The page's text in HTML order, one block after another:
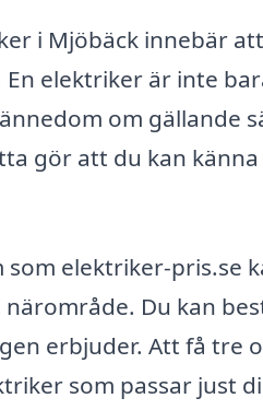
i Mjöbäck innebär
elektriker är inte
om gällande
gör att du kan
elektriker-pris.se
Du kan
erbjuder. Att få tre
som passar just